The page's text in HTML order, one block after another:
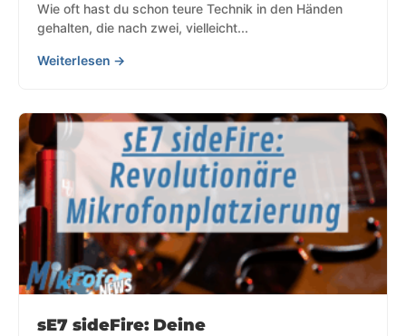
Wie oft hast du schon teure Technik in den Händen
gehalten, die nach zwei, vielleicht...
Weiterlesen →
sE7 sideFire: Deine